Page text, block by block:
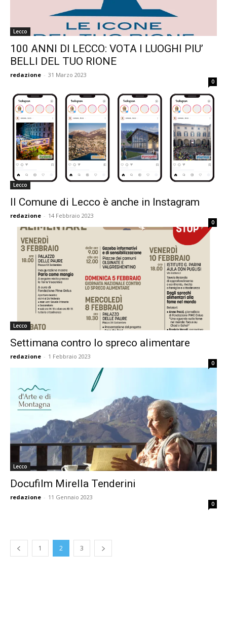
Lecco
100 ANNI DI LECCO: VOTA I LUOGHI PIU’
BELLI DEL TUO RIONE
redazione - 31 Marzo 2023
0
Lecco
Il Comune di Lecco è anche in Instagram
redazione - 14 Febbraio 2023
0
Lecco
Settimana contro lo spreco alimentare
redazione - 1 Febbraio 2023
0
Lecco
Docufilm Mirella Tenderini
redazione - 11 Gennaio 2023
0
1 2 3